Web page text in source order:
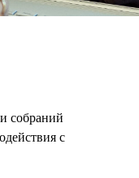
собраний
с